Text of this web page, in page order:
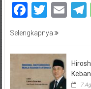
Selengkapnya
7